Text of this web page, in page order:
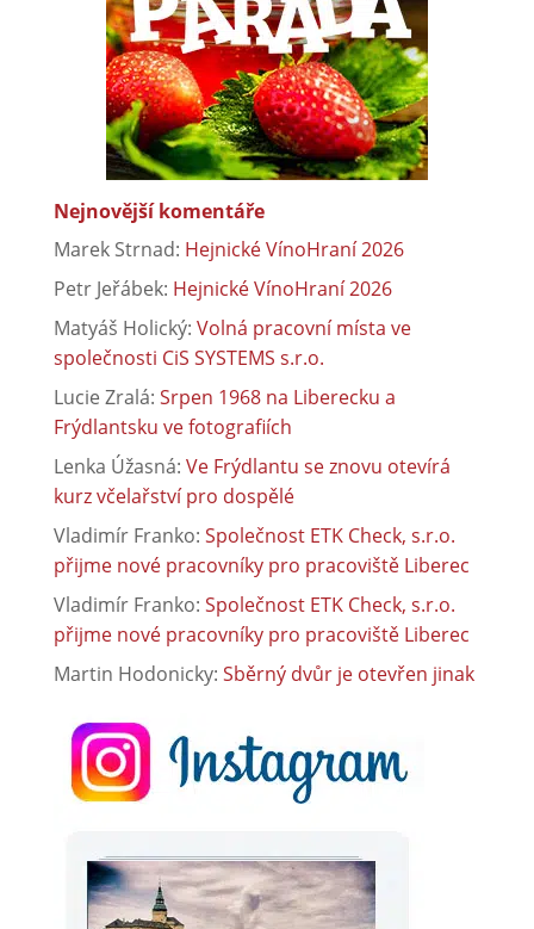
Nejnovější komentáře
Marek Strnad: Hejnické VínoHraní 2026
Petr Jeřábek: Hejnické VínoHraní 2026
Matyáš Holický: Volná pracovní místa ve
společnosti CiS SYSTEMS s.r.o.
Lucie Zralá: Srpen 1968 na Liberecku a
Frýdlantsku ve fotografiích
Lenka Úžasná: Ve Frýdlantu se znovu otevírá
kurz včelařství pro dospělé
Vladimír Franko: Společnost ETK Check, s.r.o.
přijme nové pracovníky pro pracoviště Liberec
Vladimír Franko: Společnost ETK Check, s.r.o.
přijme nové pracovníky pro pracoviště Liberec
Martin Hodonicky: Sběrný dvůr je otevřen jinak